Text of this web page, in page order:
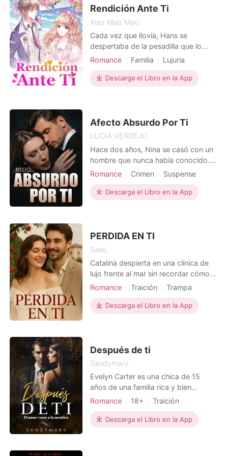
ángel que pone su mundo al
Rendición Ante Ti
Xiao Mao Mao
Cada vez que llovía, Hans se
despertaba de la pesadilla que lo
había atormentado durante los
amor muriéndose en sus brazos no se
iba de su cabeza. En una noche
tenía los mismos rasgos que s
Romance Familia
Lujuria
Clases sociales
Obsesión
Descarga el Libro en la App
Afecto Absurdo Por Ti
LUCÍA VERDEJO
Hace dos años, Nina se casó con un
hombre que nunca había conocido.
Ella no sabía su nombre ni su edad;
la que estaba casada. Su matrimonio
no era más que un contrato con
hombre. Nina perdi
Romance Crimen
Suspense
Matromonio arreglado
Relación secreta
CEO
Descarga el Libro en la App
PERDIDA EN TI
Salej
Catalina despierta en una clínica de
lujo frente al mar sin recordar cómo
llegó ahí. Le dicen que tuvo un
importante la salvó. Ese "alguien" es
Vittorio Leone, un joven enigmático
cuando miente
Romance Traición
Trampa
Dramático
Lujuria/Erótica
Descarga el Libro en la App
Después de ti
Sandymary.
Evelyn Carter es una chica de 15
años de una familia rica y bien
posicionada en la ciudad de
16 años, es hijo de una pareja de
cuidadores de una familia vecina a la
Romance 18+
Traición
Triángulo amoroso
CEO
Abogado
Encantadora
Descarga el Libro en la App